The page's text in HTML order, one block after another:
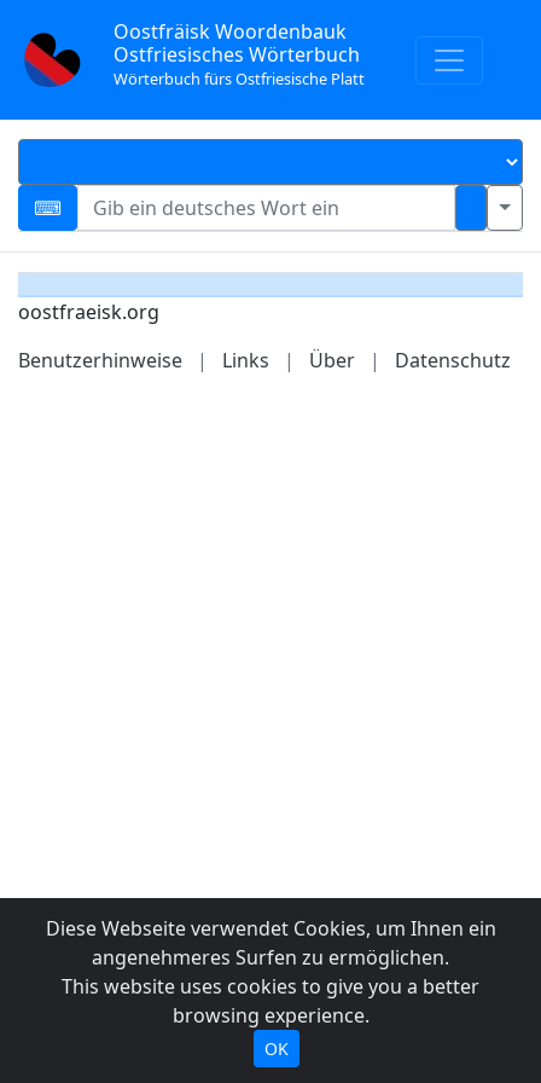
Oostfräisk Woordenbauk
Ostfriesisches Wörterbuch
Wörterbuch fürs Ostfriesische Platt
oostfraeisk.org
Benutzerhinweise
| Links | Über | Datenschutz
Diese Webseite verwendet Cookies, um Ihnen ein
angenehmeres Surfen zu ermöglichen.
This website uses cookies to give you a better
browsing experience.
OK